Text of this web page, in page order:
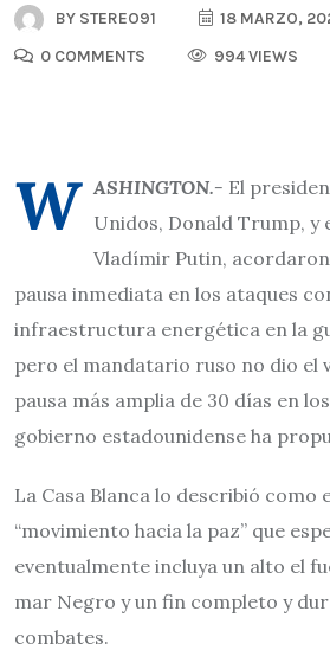
BY STEREO91
18 MARZO,
0 COMMENTS
994 VIEWS
W ASHINGTON.- El
Unidos, Donald Trump, y
Vladímir Putin,
pausa inmediata en los ataques
infraestructura energética en la
pero el mandatario ruso no dio el
pausa más amplia de 30 días en
gobierno estadounidense ha
La Casa Blanca lo describió como
“movimiento hacia la paz” que
eventualmente incluya un alto el
mar Negro y un fin completo y
combates.